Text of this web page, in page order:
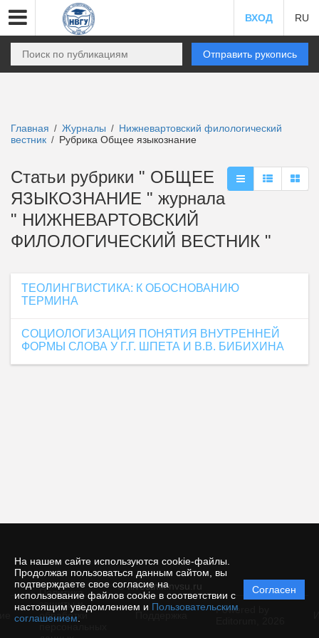
На нашем сайте используются cookie-файлы.
Продолжая пользоваться данным сайтом, вы
подтверждаете свое согласие на
использование файлов cookie в соответствии с
настоящим уведомлением и Пользовательским
соглашением
Согласен
ВХОД RU
Отправить рукопись
Главная / Журналы / Нижневартовский филологический
вестник / Рубрика Общее языкознание
Статьи рубрики " ОБЩЕЕ
ЯЗЫКОЗНАНИЕ " журнала
" НИЖНЕВАРТОВСКИЙ
ФИЛОЛОГИЧЕСКИЙ ВЕСТНИК "
ТЕОЛИНГВИСТИКА: К ОБОСНОВАНИЮ
ТЕРМИНА
СОЦИОЛОГИЗАЦИЯ ПОНЯТИЯ ВНУТРЕННЕЙ
ФОРМЫ СЛОВА У Г.Г. ШПЕТА И В.В. БИБИХИНА
© filvestnik.nvsu.ru
Политика
защиты и
обработки
Powered by